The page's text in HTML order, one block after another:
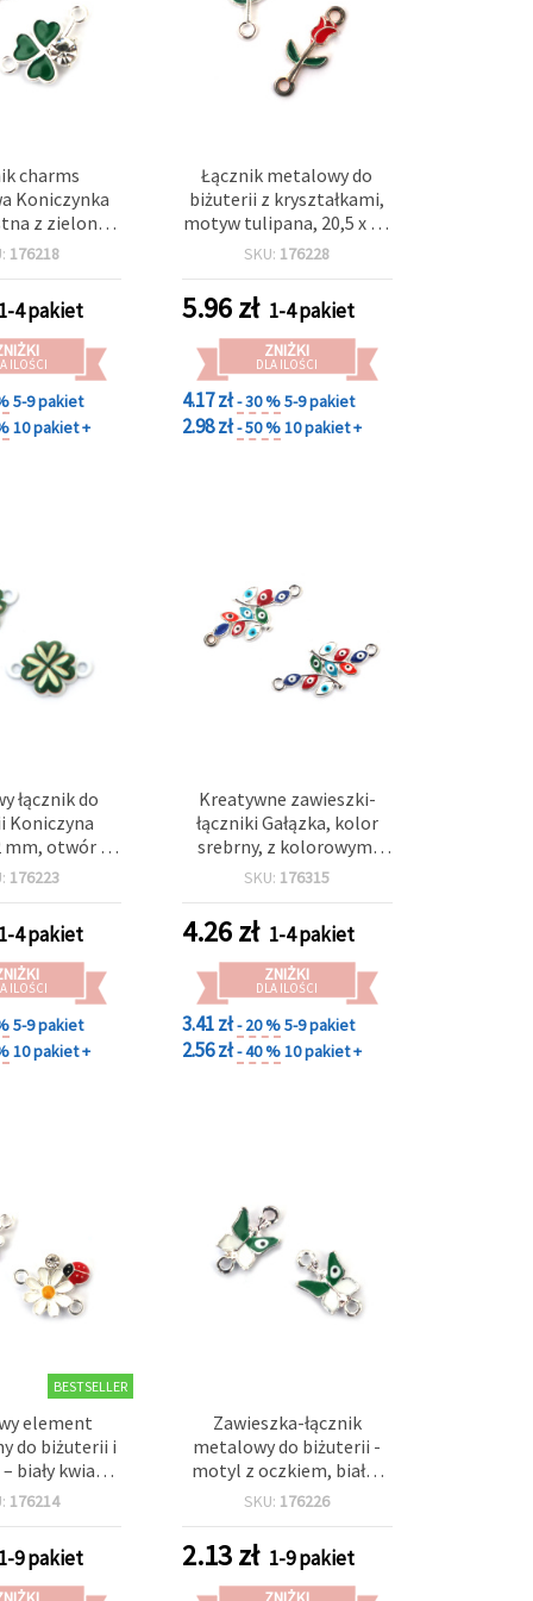
charms
Koniczynka
z zieloną
– metal
2 mm, 5 szt.
176218
1-4 pakiet
ILOŚCI
5-9 pakiet
10 pakiet +
Łącznik metalowy do
biżuterii z kryształkami,
motyw tulipana, 20,5 x 9 x
2 mm, otwór: 2 mm, kolor
SKU: 176228
5.96zł 1-4 pakiet
ZNIŻKI
DLA ILOŚCI
4.17 zł- 30 %5-9 pakiet
2.98 zł- 50 %10 pakiet +
łącznik do
Koniczyna
mm, otwór 2
biały - 5 szt.
176223
1-4 pakiet
ILOŚCI
5-9 pakiet
10 pakiet +
Kreatywne zawieszki-
łączniki Gałązka, kolor
srebrny, z kolorowymi
oczkami, 30x13x2 mm,
wyrobu biżuterii i
rękodzieła DIY
SKU: 176315
4.26zł 1-4 pakiet
ZNIŻKI
DLA ILOŚCI
3.41 zł- 20 %5-9 pakiet
2.56 zł- 40 %10 pakiet +
BESTSELLER
element
do biżuterii i
biały kwiat z
kryształkiem,
srebrny – 2
sztuki
176214
1-9 pakiet
Zawieszka-łącznik
metalowy do biżuterii -
motyl z oczkiem, biało-
zielony, kolor srebra,
mm, 2 szt.
SKU: 176226
2.13zł 1-9 pakiet